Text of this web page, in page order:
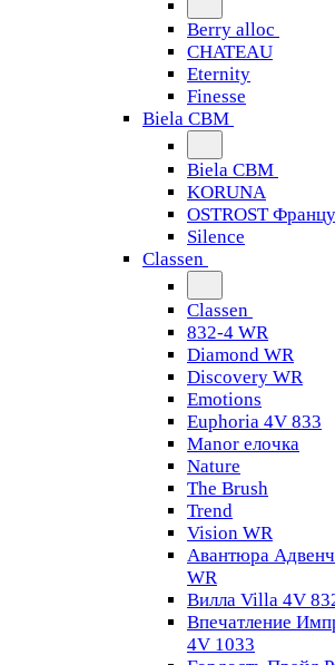
Berry alloc
CHATEAU
Eternity
Finesse
Biela CBM
Biela CBM
KORUNA
OSTROST
Silence
Classen
Classen
832-4 WR
Diamond WR
Discovery WR
Emotions
Euphoria 4V 833
Manor елочка
Nature
The Brush
Trend
Vision WR
Авантюра
WR
Вилла Villa 4V
Впечатление
4V 1033